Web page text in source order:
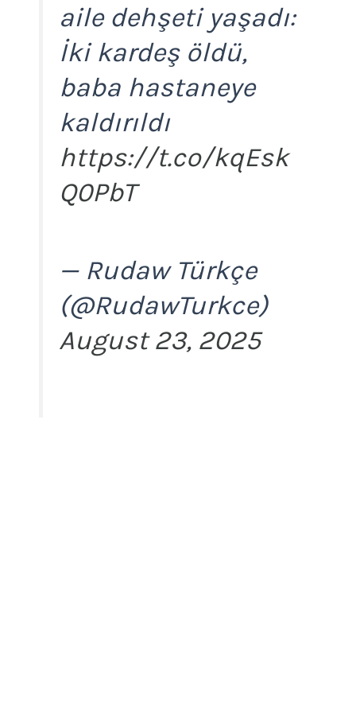
aile dehşeti yaşadı:
İki kardeş öldü,
baba hastaneye
kaldırıldı
https://t.co/kqEsk
Q0PbT
— Rudaw Türkçe
(@RudawTurkce)
August 23, 2025